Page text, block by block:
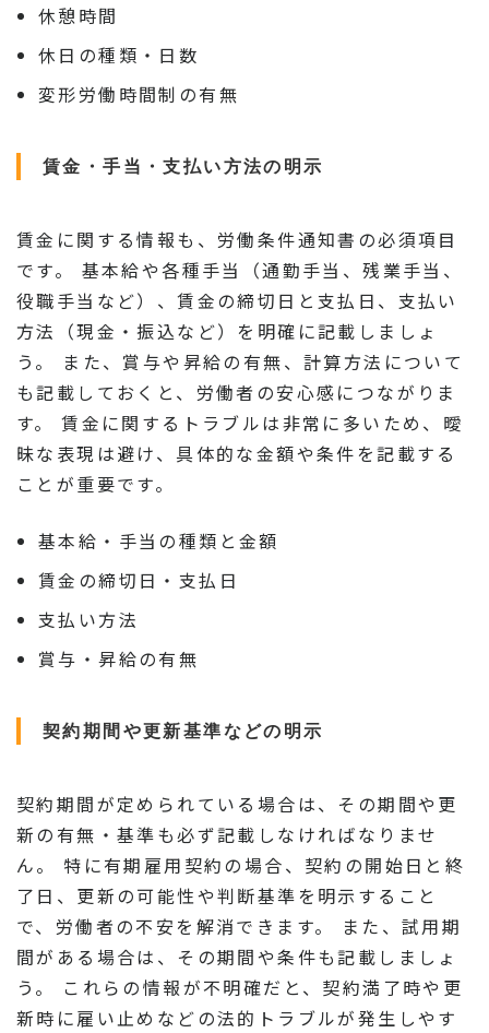
休憩時間
休日の種類・日数
変形労働時間制の有無
賃金・手当・支払い方法の明示
賃金に関する情報も、労働条件通知書の必須項目
です。 基本給や各種手当（通勤手当、残業手当、
役職手当など）、賃金の締切日と支払日、支払い
方法（現金・振込など）を明確に記載しましょ
う。 また、賞与や昇給の有無、計算方法について
も記載しておくと、労働者の安心感につながりま
す。 賃金に関するトラブルは非常に多いため、曖
昧な表現は避け、具体的な金額や条件を記載する
ことが重要です。
基本給・手当の種類と金額
賃金の締切日・支払日
支払い方法
賞与・昇給の有無
契約期間や更新基準などの明示
契約期間が定められている場合は、その期間や更
新の有無・基準も必ず記載しなければなりませ
ん。 特に有期雇用契約の場合、契約の開始日と終
了日、更新の可能性や判断基準を明示すること
で、労働者の不安を解消できます。 また、試用期
間がある場合は、その期間や条件も記載しましょ
う。 これらの情報が不明確だと、契約満了時や更
新時に雇い止めなどの法的トラブルが発生しやす